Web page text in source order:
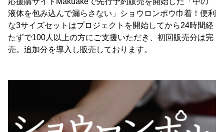
液体を包み込んで漏らさない」ショウロンポウ巾着！便利
な3サイズセットはプロジェクトを開始してから24時間経
たずで100人以上の方にご支援いただき、初回販売分は完
売。追加分を導入し販売しております。